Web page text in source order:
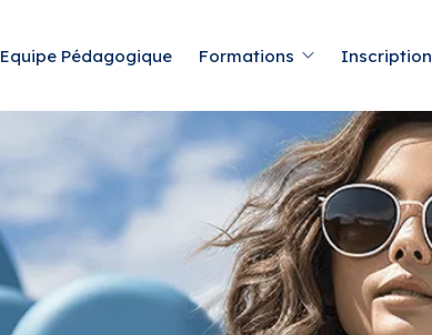
Equipe Pédagogique Formations Inscription